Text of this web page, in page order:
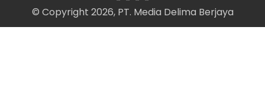
© Copyright 2026, PT. Media Delima Berjaya